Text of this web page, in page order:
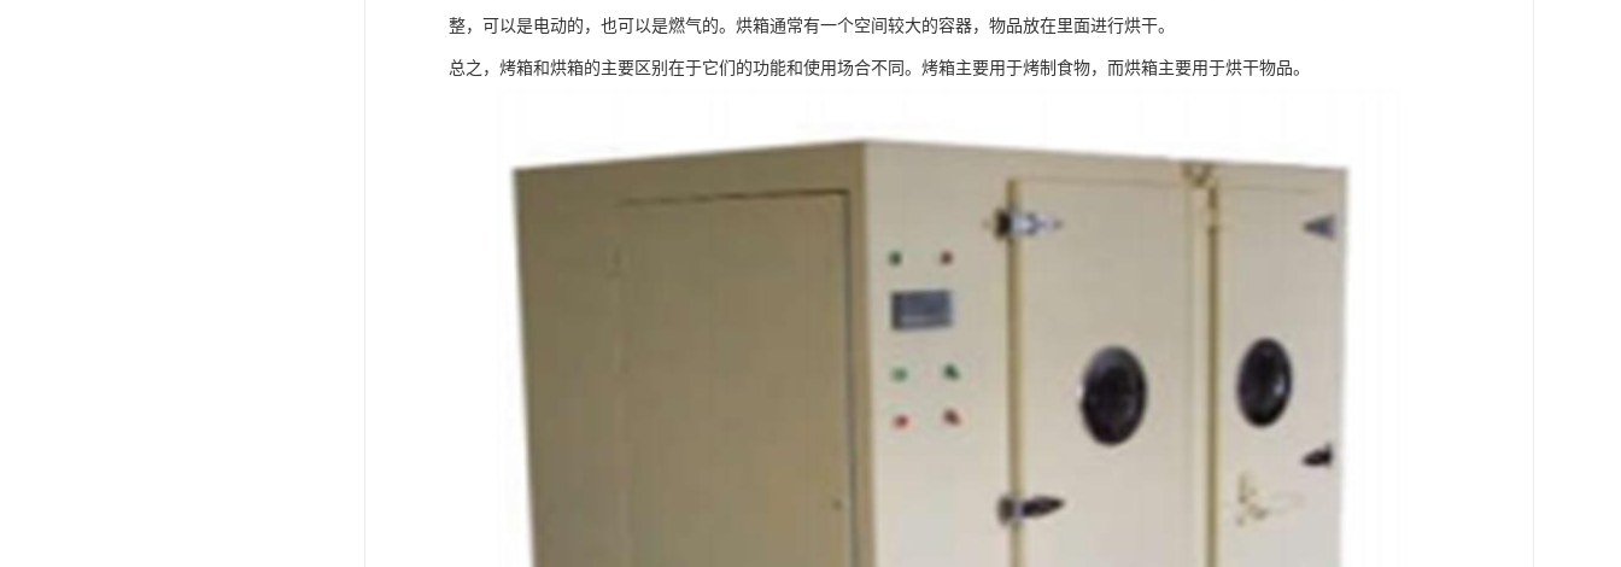
整，可以是电动的，也可以是燃气的。烘箱通常有一个空间较大的容器，物品放在里面进行烘干。
总之，烤箱和烘箱的主要区别在于它们的功能和使用场合不同。烤箱主要用于烤制食物，而烘箱主要用于烘干物品。